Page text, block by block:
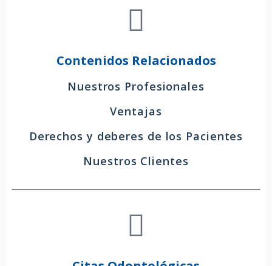
Contenidos Relacionados
Nuestros Profesionales
Ventajas
Derechos y deberes de los Pacientes
Nuestros Clientes